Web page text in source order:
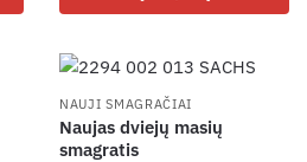
NAUJI SMAGRAČIAI
Naujas dviejų masių
smagratis